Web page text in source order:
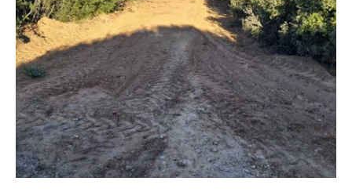
Новости
Проекти
Документи
Услуги
Финансии